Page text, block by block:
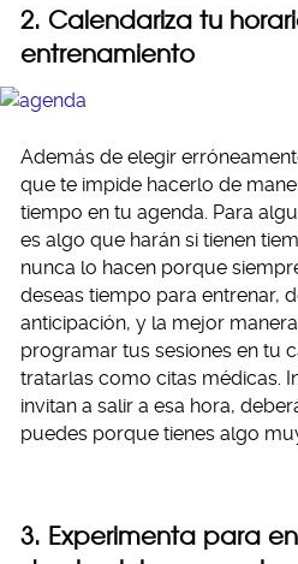
2. Calendariza tu
entrenamiento
Además de elegir
que te impide hacerlo de
tiempo en tu agenda. Para
es algo que harán si tienen
nunca lo hacen porque
deseas tiempo para entrenar,
anticipación, y la mejor
programar tus sesiones en tu
tratarlas como citas médicas.
invitan a salir a esa hora,
puedes porque tienes algo
3. Experimenta para